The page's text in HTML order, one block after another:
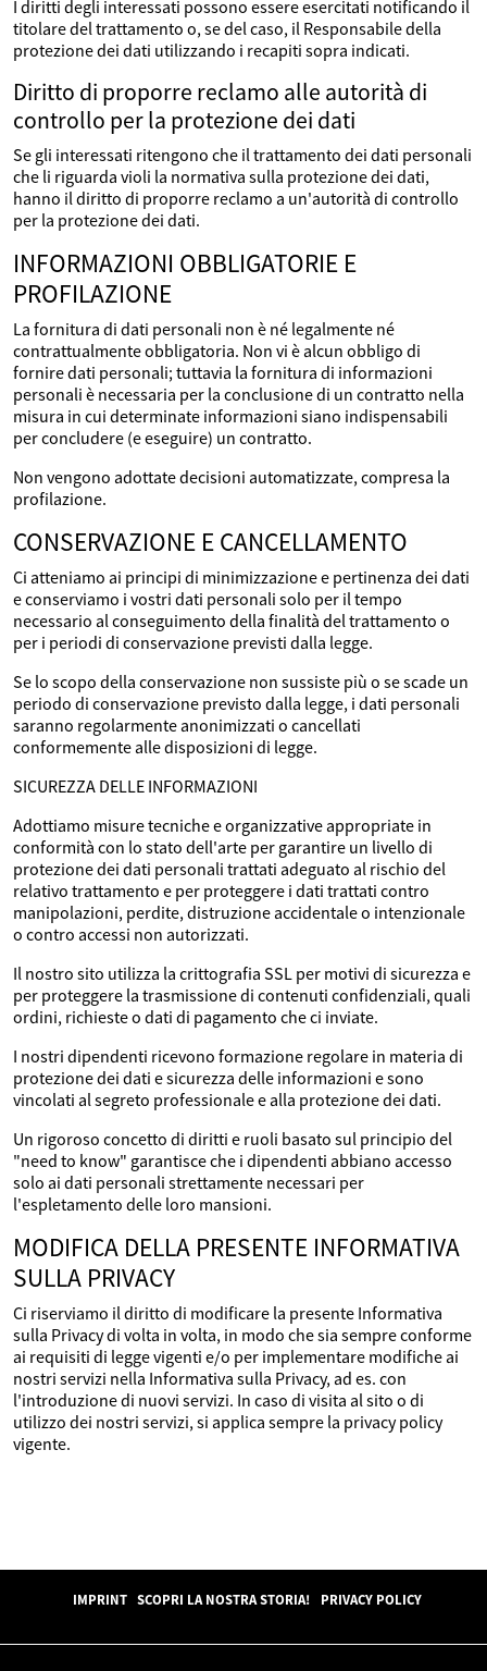
I diritti degli interessati possono essere esercitati notificando il
titolare del trattamento o, se del caso, il Responsabile della
protezione dei dati utilizzando i recapiti sopra indicati.
Diritto di proporre reclamo alle autorità di
controllo per la protezione dei dati
Se gli interessati ritengono che il trattamento dei dati personali
che li riguarda violi la normativa sulla protezione dei dati,
hanno il diritto di proporre reclamo a un'autorità di controllo
per la protezione dei dati.
INFORMAZIONI OBBLIGATORIE E
PROFILAZIONE
La fornitura di dati personali non è né legalmente né
contrattualmente obbligatoria. Non vi è alcun obbligo di
fornire dati personali; tuttavia la fornitura di informazioni
personali è necessaria per la conclusione di un contratto nella
misura in cui determinate informazioni siano indispensabili
per concludere (e eseguire) un contratto.
Non vengono adottate decisioni automatizzate, compresa la
profilazione.
CONSERVAZIONE E CANCELLAMENTO
Ci atteniamo ai principi di minimizzazione e pertinenza dei dati
e conserviamo i vostri dati personali solo per il tempo
necessario al conseguimento della finalità del trattamento o
per i periodi di conservazione previsti dalla legge.
Se lo scopo della conservazione non sussiste più o se scade un
periodo di conservazione previsto dalla legge, i dati personali
saranno regolarmente anonimizzati o cancellati
conformemente alle disposizioni di legge.
SICUREZZA DELLE INFORMAZIONI
Adottiamo misure tecniche e organizzative appropriate in
conformità con lo stato dell'arte per garantire un livello di
protezione dei dati personali trattati adeguato al rischio del
relativo trattamento e per proteggere i dati trattati contro
manipolazioni, perdite, distruzione accidentale o intenzionale
o contro accessi non autorizzati.
Il nostro sito utilizza la crittografia SSL per motivi di sicurezza e
per proteggere la trasmissione di contenuti confidenziali, quali
ordini, richieste o dati di pagamento che ci inviate.
I nostri dipendenti ricevono formazione regolare in materia di
protezione dei dati e sicurezza delle informazioni e sono
vincolati al segreto professionale e alla protezione dei dati.
Un rigoroso concetto di diritti e ruoli basato sul principio del
"need to know" garantisce che i dipendenti abbiano accesso
solo ai dati personali strettamente necessari per
l'espletamento delle loro mansioni.
MODIFICA DELLA PRESENTE INFORMATIVA
SULLA PRIVACY
Ci riserviamo il diritto di modificare la presente Informativa
sulla Privacy di volta in volta, in modo che sia sempre conforme
ai requisiti di legge vigenti e/o per implementare modifiche ai
nostri servizi nella Informativa sulla Privacy, ad es. con
l'introduzione di nuovi servizi. In caso di visita al sito o di
utilizzo dei nostri servizi, si applica sempre la privacy policy
vigente.
IMPRINT SCOPRI LA NOSTRA STORIA! PRIVACY POLICY